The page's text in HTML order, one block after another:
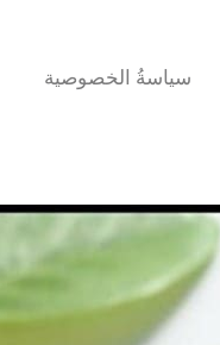
سياسةُ الخصوصية